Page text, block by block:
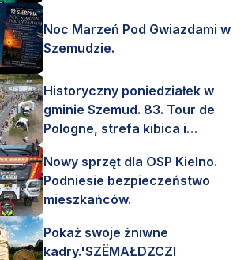
Noc Marzeń Pod Gwiazdami w
Szemudzie.
Historyczny poniedziałek w
gminie Szemud. 83. Tour de
Pologne, strefa kibica i
Nowy sprzęt dla OSP Kielno.
Podniesie bezpieczeństwo
mieszkańców.
Pokaż swoje żniwne
kadry.'SZËMAŁDZCZI